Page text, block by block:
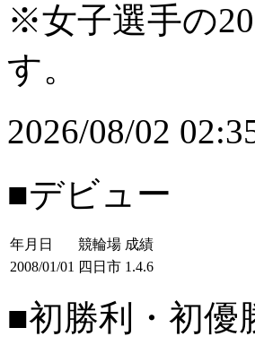
※女子選手の
す。
2026/08/02
■デビュー
年月日 競輪場 成績
2008/01/01 四日市 1.4.6
■初勝利・初優